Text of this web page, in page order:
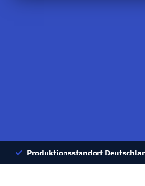
Produktionsstandort